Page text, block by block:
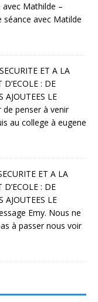
Mathilde –
séance avec Matilde
ET A LA
: DE
AJOUTEES LE
de penser à venir
au college à eugene
ET A LA
: DE
AJOUTEES LE
Emy. Nous ne
à passer nous voir